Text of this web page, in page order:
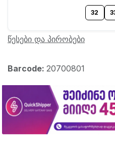
32
წესები და პირობები
Barcode: 20700801